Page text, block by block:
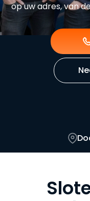
op uw adres, van